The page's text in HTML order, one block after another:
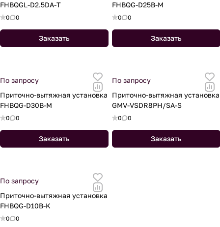
FHBQGL-D2.5DA-T
0 0
Заказать
FHBQG-D25B-M
0 0
Заказать
По запросу
Приточно-вытяжная установка
FHBQG-D30B-M
0 0
Заказать
По запросу
Приточно-вытяжная установка
GMV-VSDR8PH/SA-S
0 0
Заказать
По запросу
Приточно-вытяжная установка
FHBQG-D10B-K
0 0